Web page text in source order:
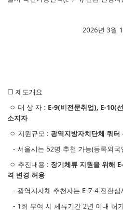
2026년 3월
□ 제도개요
ㅇ 대 상 자 : E-9(비전문취업), E-10(
소지자
ㅇ 지원규모 : 광역지방자치단체 쿼터
- 서울시는 52명 추천 가능(등록외
ㅇ 추진내용 : 장기체류 지원을 위해
격 변경 허용
- 광역지자체 추천자는 E-7-4 전환심
- 1회 부여 시 체류기간 2년 이내 허